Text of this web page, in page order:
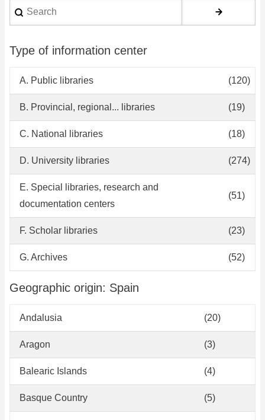
Search
Type of information center
A. Public libraries (120)
B. Provincial, regional... libraries (19)
C. National libraries (18)
D. University libraries (274)
E. Special libraries, research and
documentation centers
(51)
F. Scholar libraries (23)
G. Archives (52)
Geographic origin: Spain
Andalusia (20)
Aragon (3)
Balearic Islands (4)
Basque Country (5)